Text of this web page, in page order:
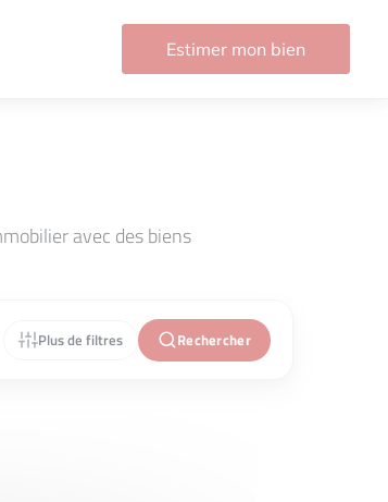
Estimer mon bien
avec des biens
Plus de filtres Rechercher